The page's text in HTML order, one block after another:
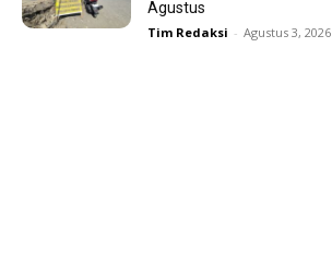
Agustus
Tim Redaksi - Agustus 3, 2026